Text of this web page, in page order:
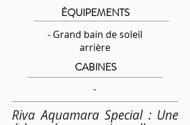
ÉQUIPEMENTS
- Grand bain de soleil
arrière
CABINES
-
Riva Aquamara Special : Une